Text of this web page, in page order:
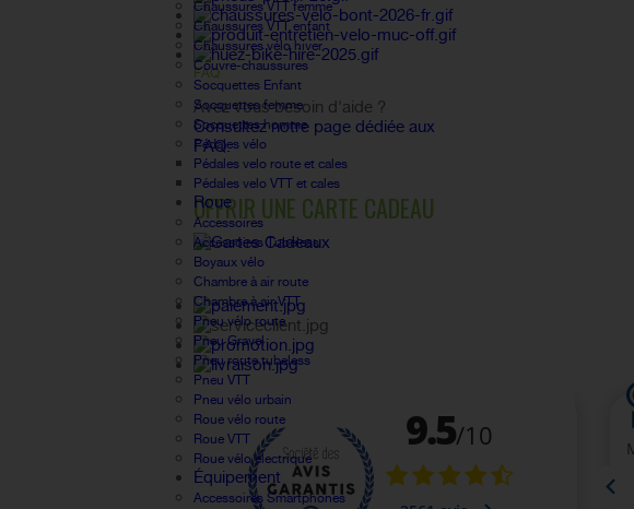
Chaussures VTT femme
Chaussures VTT enfant
Chaussures vélo hiver
Couvre-chaussures
Socquettes Enfant
Socquettes femme
Socquettes homme
Pédales vélo
Pédales velo route et cales
Pédales velo VTT et cales
Roue
Accessoires
Accessoires Tubeless
Boyaux vélo
Chambre à air route
Chambre à air VTT
Pneu vélo route
Pneu Gravel
Pneu route tubeless
Pneu VTT
Pneu vélo urbain
Roue vélo route
Roue VTT
Roue vélo électrique
Équipement
Accessoires Smartphones
FAQ
Avez vous besoin d'aide ?
Consultez notre page dédiée aux
FAQ.
OFFRIR UNE CARTE CADEAU